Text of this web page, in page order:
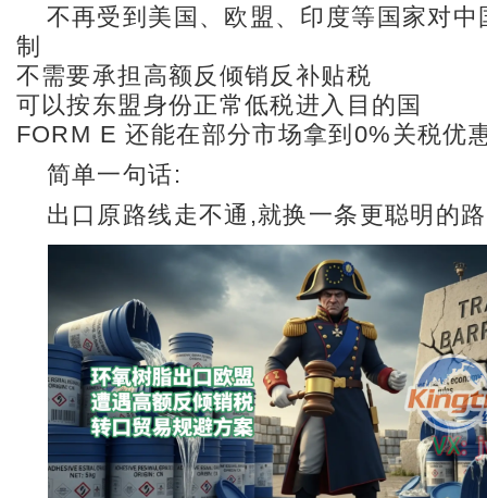
不再受到美国、欧盟、印度等国家对中
制
不需要承担高额反倾销反补贴税
可以按东盟身份正常低税进入目的国
FORM E 还能在部分市场拿到0%关税优
简单一句话:
出口原路线走不通,就换一条更聪明的